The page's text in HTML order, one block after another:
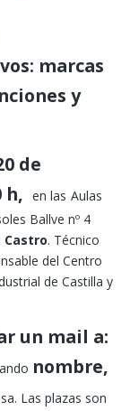
marcas
y
de
h, en las Aulas
Ballve nº 4
Castro. Técnico
del Centro
de Castilla y
un mail a:
nombre,
Las plazas son